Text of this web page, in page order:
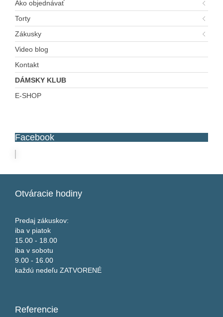
Ako objednávať
Torty
Zákusky
Video blog
Kontakt
DÁMSKY KLUB
E-SHOP
Facebook
Otváracie hodiny
Predaj zákuskov:
iba v piatok
15.00 - 18.00
iba v sobotu
9.00 - 16.00
každú nedeľu ZATVORENÉ
Referencie